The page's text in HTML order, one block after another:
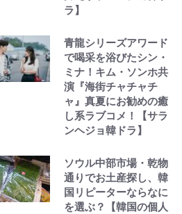
ラ】
青龍シリーズアワード
で喝采を浴びたシン・
ミナ！キム・ソンホ共
演『海街チャチャチ
ャ』真夏にお勧めの癒
し系ラブコメ！【サラ
ンヘジョ韓ドラ】
ソウル中部市場・乾物
通りでお土産探し、韓
国リピーターならなに
を選ぶ？【韓国の個人